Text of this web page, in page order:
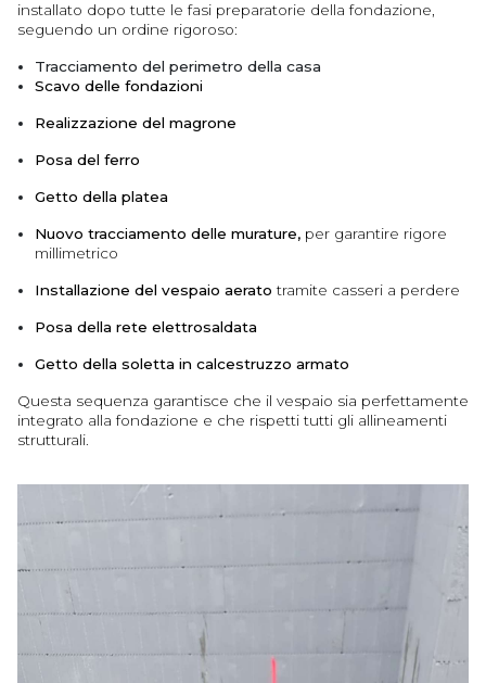
installato dopo tutte le fasi preparatorie della fondazione,
seguendo un ordine rigoroso:
Tracciamento del perimetro della casa
Scavo delle fondazioni
Realizzazione del magrone
Posa del ferro
Getto della platea
Nuovo tracciamento delle murature, per garantire rigore
millimetrico
Installazione del vespaio aerato tramite casseri a perdere
Posa della rete elettrosaldata
Getto della soletta in calcestruzzo armato
Questa sequenza garantisce che il vespaio sia perfettamente
integrato alla fondazione e che rispetti tutti gli allineamenti
strutturali.